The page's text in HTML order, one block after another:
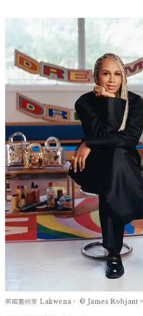
英國藝術家 Lakwena， © James Robjant。